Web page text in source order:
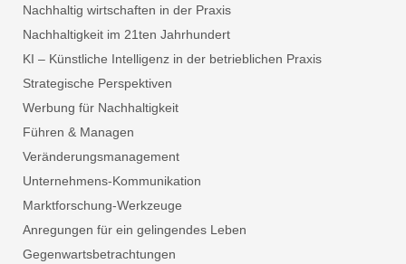
Nachhaltig wirtschaften in der Praxis
Nachhaltigkeit im 21ten Jahrhundert
KI – Künstliche Intelligenz in der betrieblichen Praxis
Strategische Perspektiven
Werbung für Nachhaltigkeit
Führen & Managen
Veränderungsmanagement
Unternehmens-Kommunikation
Marktforschung-Werkzeuge
Anregungen für ein gelingendes Leben
Gegenwartsbetrachtungen